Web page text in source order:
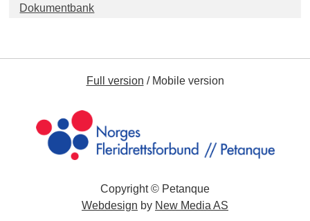
Dokumentbank
Full version /Mobile version
Copyright © Petanque
Webdesign by New Media AS